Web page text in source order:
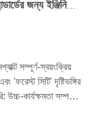
QS1300: Nusantara (IKN) স্ট্যান্ডার্ডের জন্য ইঞ্জিনিয়ারড
সম্পূর্ণ-স্বয়ংক্রিয়
'ফরেস্ট সিটি' দৃষ্টিভঙ্গির
উচ্চ-কার্যক্ষমতা সম্পন্ন